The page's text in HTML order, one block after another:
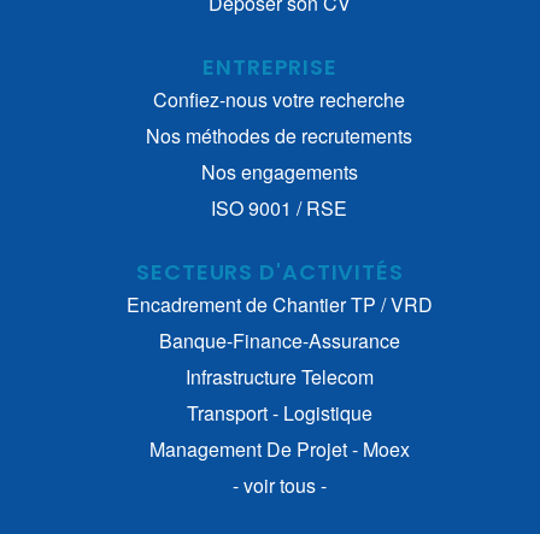
ENTREPRISE
Confiez-nous votre recherche
Nos méthodes de recrutements
Nos engagements
ISO 9001 / RSE
SECTEURS D'ACTIVITÉS
Encadrement de Chantier TP / VRD
Banque-Finance-Assurance
Infrastructure Telecom
Transport - Logistique
Management De Projet - Moex
- voir tous -